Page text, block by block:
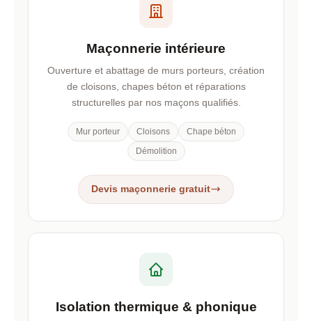
Maçonnerie intérieure
Ouverture et abattage de murs porteurs, création
de cloisons, chapes béton et réparations
structurelles par nos maçons qualifiés.
Mur porteur Cloisons Chape béton
Démolition
Devis maçonnerie gratuit
Isolation thermique & phonique